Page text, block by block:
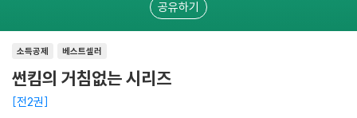
공유하기
소득공제 베스트셀러
썬킴의 거침없는 시리즈
전2권